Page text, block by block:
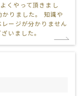
くやって頂きまし
りました。 知識や
ージが分かりません
いました。